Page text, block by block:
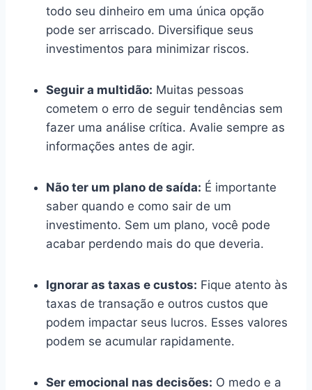
todo seu dinheiro em uma única opção
pode ser arriscado. Diversifique seus
investimentos para minimizar riscos.
Seguir a multidão: Muitas pessoas
cometem o erro de seguir tendências sem
fazer uma análise crítica. Avalie sempre as
informações antes de agir.
Não ter um plano de saída: É importante
saber quando e como sair de um
investimento. Sem um plano, você pode
acabar perdendo mais do que deveria.
Ignorar as taxas e custos: Fique atento às
taxas de transação e outros custos que
podem impactar seus lucros. Esses valores
podem se acumular rapidamente.
Ser emocional nas decisões: O medo e a